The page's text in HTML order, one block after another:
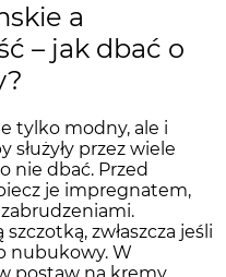
a
– jak dbać o
tylko modny, ale i
przez wiele
nie dbać. Przed
je impregnatem,
zwłaszcza jeśli
nubukowy. W